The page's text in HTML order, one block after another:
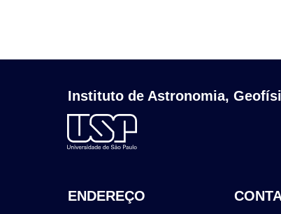
Instituto de Astronomia,
ENDEREÇO